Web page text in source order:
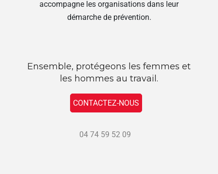
accompagne les organisations dans leur
démarche de prévention.
Ensemble, protégeons les femmes et
les hommes au travail.
CONTACTEZ-NOUS
04 74 59 52 09